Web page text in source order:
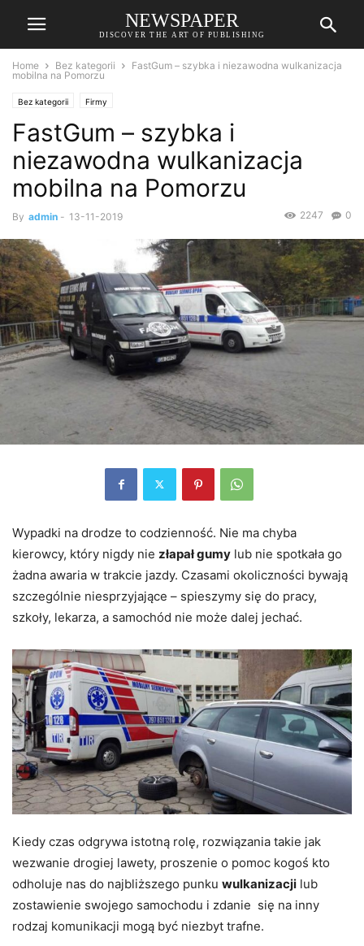
NEWSPAPER
DISCOVER THE ART OF PUBLISHING
Home Bez kategorii
FastGum – szybka i niezawodna wulkanizacja
mobilna na Pomorzu
Bez kategorii Firmy
FastGum – szybka i
niezawodna wulkanizacja
mobilna na Pomorzu
By admin - 13-11-2019 0
2247
Wypadki na drodze to codzienność. Nie ma chyba
kierowcy, który nigdy nie złapał gumy lub nie spotkała go
żadna awaria w trakcie jazdy. Czasami okoliczności bywają
szczególnie niesprzyjające – spieszymy się do pracy,
szkoły, lekarza, a samochód nie może dalej jechać.
Kiedy czas odgrywa istotną rolę, rozwiązania takie jak
wezwanie drogiej lawety, proszenie o pomoc kogoś kto
odholuje nas do najbliższego punku wulkanizacji lub
zostawienie swojego samochodu i zdanie się na inny
rodzaj komunikacji mogą być niezbyt trafne.